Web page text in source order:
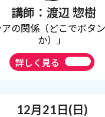
講師：渡辺 惣樹
アの関係（どこでボタ
か）」
詳しく見る
12月21日(日)